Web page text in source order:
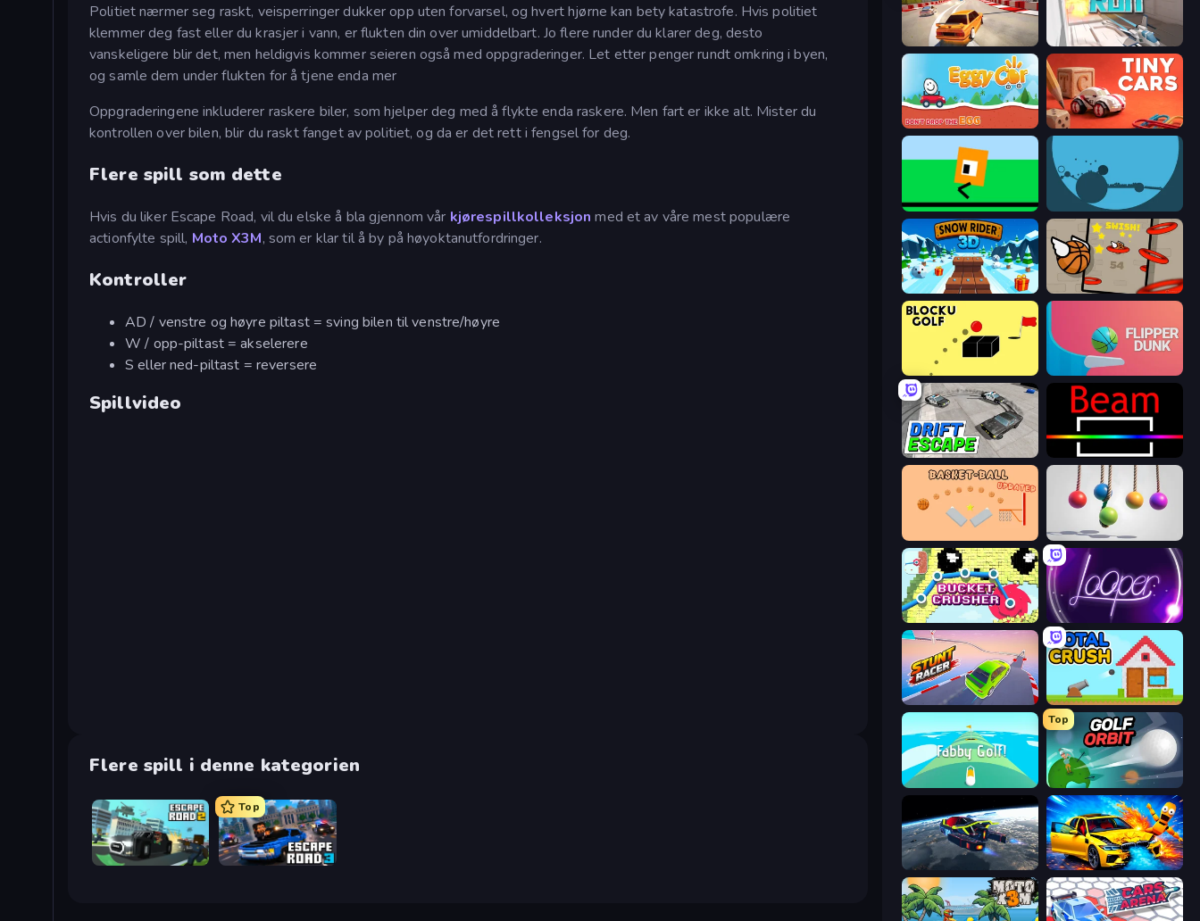
Politiet nærmer seg raskt, veisperringer dukker opp uten forvarsel, og hvert hjørne kan bety katastrofe. Hvis politiet
klemmer deg fast eller du krasjer i vann, er flukten din over umiddelbart. Jo flere runder du klarer deg, desto
vanskeligere blir det, men heldigvis kommer seieren også med oppgraderinger. Let etter penger rundt omkring i byen,
og samle dem under flukten for å tjene enda mer
Oppgraderingene inkluderer raskere biler, som hjelper deg med å flykte enda raskere. Men fart er ikke alt. Mister du
kontrollen over bilen, blir du raskt fanget av politiet, og da er det rett i fengsel for deg.
Flere spill som dette
Hvis du liker Escape Road, vil du elske å bla gjennom vår kjørespillkolleksjon med et av våre mest populære
actionfylte spill, Moto X3M, som er klar til å by på høyoktanutfordringer.
Kontroller
AD / venstre og høyre piltast = sving bilen til venstre/høyre
W / opp-piltast = akselerere
S eller ned-piltast = reversere
Spillvideo
Flere spill i denne kategorien
Escape Road 2
Top
Escape Road 3
Burnout Racers X Trench Run
Eggy Car Tiny Cars
Oh, flip! circloO
Snow Rider 3D Flappy Dunk
Bounce Blocku Golf Flipper Dunk 3D
Drift Escape Beam
Pendulum Master
Bucket Crusher Looper
Stunt Racer Total Crush
Fabby Golf!
Top
Golf Orbit
Flying Wings HoverCraft BMG: Ragdoll Playground